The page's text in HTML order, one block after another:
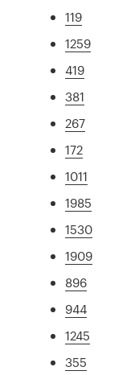
119
1259
419
381
267
172
1011
1985
1530
1909
896
944
1245
355